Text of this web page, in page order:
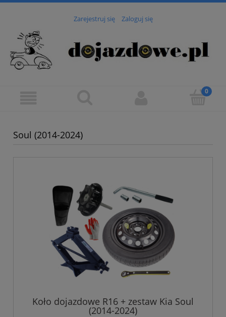
Zarejestruj się Zaloguj się
Soul (2014-2024)
Koło dojazdowe R16 + zestaw Kia Soul
(2014-2024)